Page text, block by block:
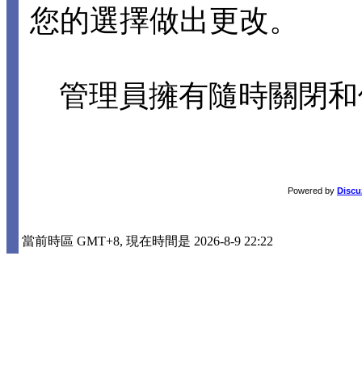
您的選擇做出更改。
管理員擁有隨時關閉
Powered by
當前時區 GMT+8, 現在時間是 2026-8-9 22:22